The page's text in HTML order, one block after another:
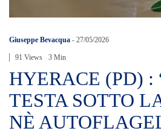
Giuseppe Bevacqua - 27/05/2026
91 Views 3 Min
HYERACE (PD) :
TESTA SOTTO
NÈ